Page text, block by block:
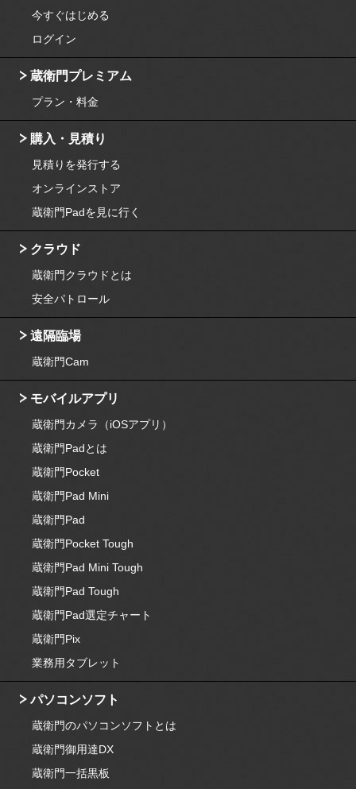
今すぐはじめる
ログイン
蔵衛門プレミアム
プラン・料金
購入・見積り
見積りを発行する
オンラインストア
蔵衛門Padを見に行く
クラウド
蔵衛門クラウドとは
安全パトロール
遠隔臨場
蔵衛門Cam
モバイルアプリ
蔵衛門カメラ（iOSアプリ）
蔵衛門Padとは
蔵衛門Pocket
蔵衛門Pad Mini
蔵衛門Pad
蔵衛門Pocket Tough
蔵衛門Pad Mini Tough
蔵衛門Pad Tough
蔵衛門Pad選定チャート
蔵衛門Pix
業務用タブレット
パソコンソフト
蔵衛門のパソコンソフトとは
蔵衛門御用達DX
蔵衛門一括黒板